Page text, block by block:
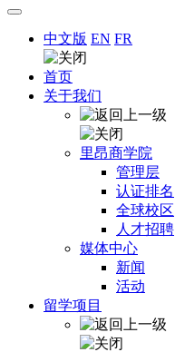
中文版 EN FR
首页
关于我们
里昂商学院
管理层
认证排名
全球校区
人才招聘
媒体中心
新闻
活动
留学项目